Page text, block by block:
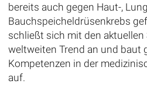
bereits auch gegen Haut-,
Bauchspeicheldrüsenkrebs
schließt sich mit den
weltweiten Trend an und baut
Kompetenzen in der
auf.